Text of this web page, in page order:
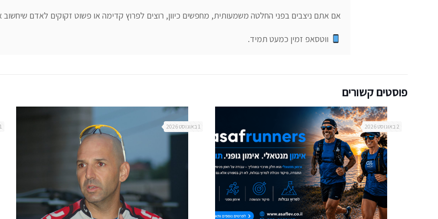
ווטסאפ זמין כמעט תמיד.
פוסטים קשורים
2 באוגוסט 2026 1 באוגוסט 2026 1